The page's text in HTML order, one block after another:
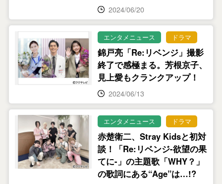
2024/06/20
エンタメニュース ドラマ
錦戸亮「Re:リベンジ」撮影
終了で感極まる。芳根京子、
見上愛もクランクアップ！
2024/06/13
エンタメニュース ドラマ
赤楚衛二、Stray Kidsと初対
談！「Re:リベンジ-欲望の果
てに-」の主題歌「WHY？」
の歌詞にある“Age”は…!?